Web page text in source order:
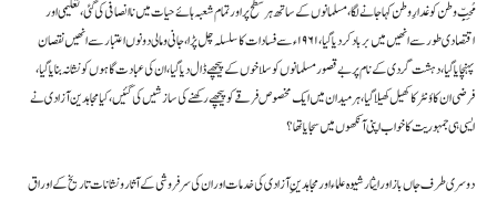
مُحِبِّ وطن کو غدارِ وطن کہا جانے لگا، مسلمانوں کے ساتھ ہر سطح پر اور تمام شعبہ ہائے حیات میں نا انصافی کی گئی، تعلیمی اور
اقتصادی طور سے انھیں میں بربادکر دیا گیا ، ۱۹۶۱ء سے فسادات کا سلسلہ چل پڑا ، جانی و مالی دونوں اعتبار سے انھیں نقصان
پہنچایا گیا،دہشت گردی کے نام پر بے قصور مسلمانوں کو سلاخوں کے پیچھے ڈال دیا گیا، ان کی عبادت گاہوں کو نشانہ بنایا گیا،
فرضی ان کاوٴنٹر کا کھیل کھیلا گیا، ہر میدان میں ایک مخصوص فرقے کو پیچھے رکھنے کی سازشیں کی گئیں ، کیا مجاہدین آزادی نے
ایسی ہی جمہوریت کا خواب اپنی آنکھوں میں سجایا تھا؟
دوسری طرف جاں باز اور ایثار شیوہ علماء اور مجاہدینِ آزادی کی خدمات اور ان کی سر فروشی کے آثار ونشانات تاریخ کے اوراق